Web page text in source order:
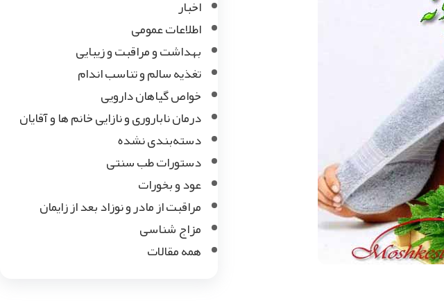
اخبار
اطلاعات عمومی
بهداشت و مراقبت و زیبایی
تغذیه سالم و تناسب اندام
خواص گیاهان دارویی
درمان ناباروری و نازایی خانم ها و آقایان
دسته‌بندی نشده
دستورات طب سنتی
عود و بخورات
مراقبت از مادر و نوزاد بعد از زایمان
مزاج شناسی
همه مقالات